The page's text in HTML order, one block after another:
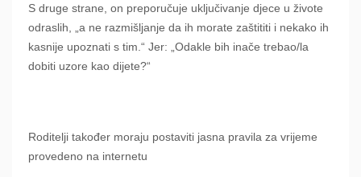
S druge strane, on preporučuje uključivanje djece u živote
odraslih, „a ne razmišljanje da ih morate zaštititi i nekako ih
kasnije upoznati s tim.“ Jer: „Odakle bih inače trebao/la
dobiti uzore kao dijete?“
Roditelji također moraju postaviti jasna pravila za vrijeme
provedeno na internetu